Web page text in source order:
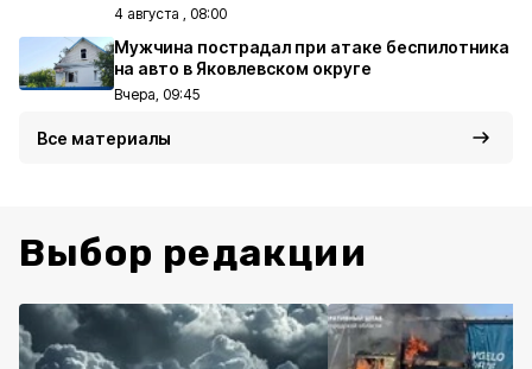
4 августа , 08:00
Мужчина пострадал при атаке беспилотника
на авто в Яковлевском округе
Вчера, 09:45
Все материалы
Выбор редакции